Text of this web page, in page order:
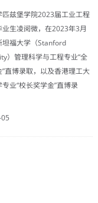
匹兹堡学院2023届工业工程
业生凌阅微，在2023年3月
坦福大学（Stanford
）管理科学与工程专业“全
直博录取，以及香港理工大
业“校长奖学金”直博录